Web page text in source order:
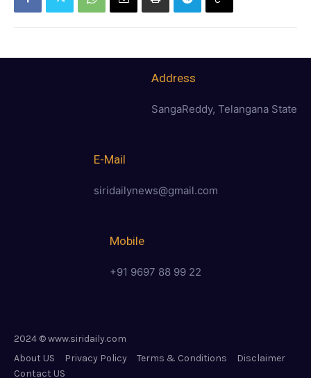
Address
SangaReddy, Telangana State
E-Mail
siridailynews@gmail.com
Mobile
+91 9697 88 99 22
2024 © www.siridaily.com
About US
Privacy Policy Terms & Conditions
Disclaimer
Contact US